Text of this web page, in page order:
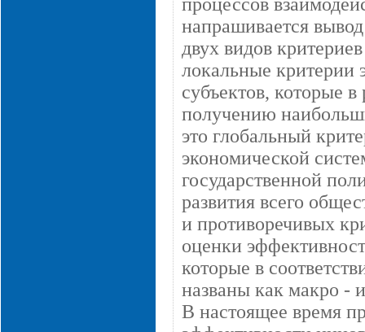
напрашивается
двух видов
локальные критерии
субъектов, которые
получению
это глобальный
экономической
государственной
развития всего
и противоречивых
оценки
которые в
названы как макро -
В настоящее время